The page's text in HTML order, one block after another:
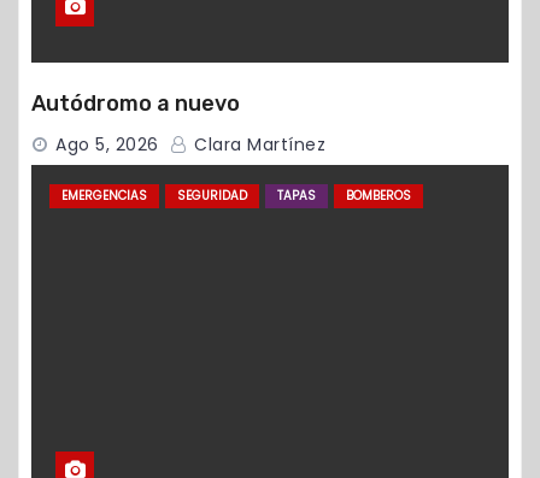
Autódromo a nuevo
Ago 5, 2026 Clara Martínez
EMERGENCIAS SEGURIDAD TAPAS BOMBEROS